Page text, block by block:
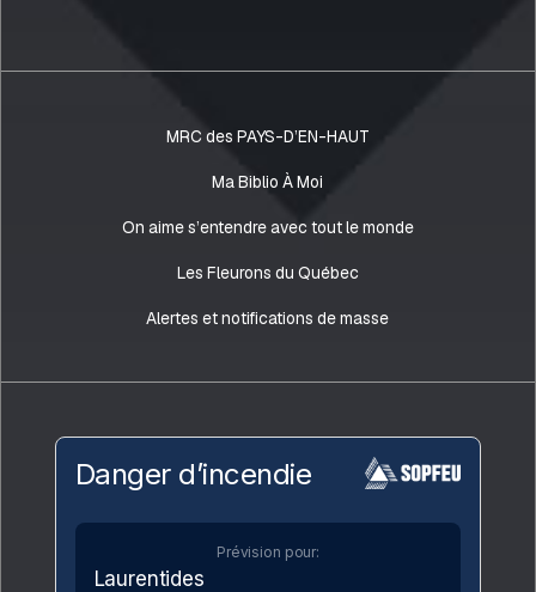
MRC des PAYS-D’EN-HAUT
Ma Biblio À Moi
On aime s’entendre avec tout le monde
Les Fleurons du Québec
Alertes et notifications de masse
Danger d’incendie
Prévision pour:
Laurentides